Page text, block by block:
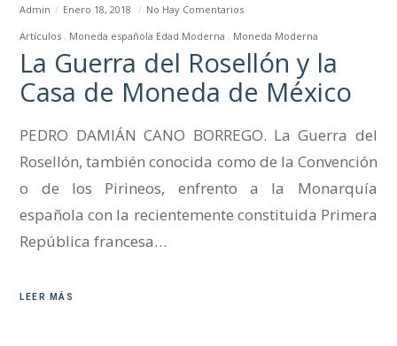
Admin Enero 18, 2018
No Hay Comentarios
Artículos
Moneda española Edad Moderna Moneda Moderna
La Guerra del Rosellón y la
Casa de Moneda de México
PEDRO DAMIÁN CANO BORREGO. La Guerra del
Rosellón, también conocida como de la Convención
o de los Pirineos, enfrento a la Monarquía
española con la recientemente constituida Primera
República francesa…
LEER MÁS